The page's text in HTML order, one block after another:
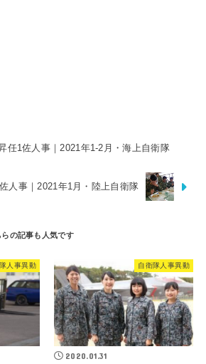
任1佐人事｜2021年1-2月・海上自衛隊
人事｜2021年1月・陸上自衛隊
人事異動 自衛隊人事異動
2020.01.31